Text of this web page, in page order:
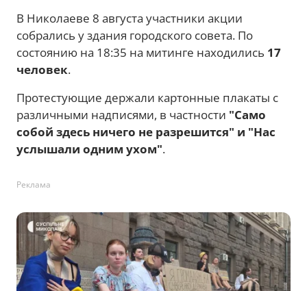
В Николаеве 8 августа участники акции
собрались у здания городского совета. По
состоянию на 18:35 на митинге находились 17
человек.
Протестующие держали картонные плакаты с
различными надписями, в частности "Само
собой здесь ничего не разрешится" и "Нас
услышали одним ухом".
Реклама